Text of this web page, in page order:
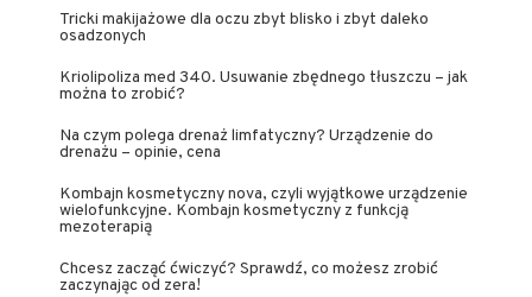
Tricki makijażowe dla oczu zbyt blisko i zbyt daleko
osadzonych
Kriolipoliza med 340. Usuwanie zbędnego tłuszczu – jak
można to zrobić?
Na czym polega drenaż limfatyczny? Urządzenie do
drenażu – opinie, cena
Kombajn kosmetyczny nova, czyli wyjątkowe urządzenie
wielofunkcyjne. Kombajn kosmetyczny z funkcją
mezoterapią
Chcesz zacząć ćwiczyć? Sprawdź, co możesz zrobić
zaczynając od zera!